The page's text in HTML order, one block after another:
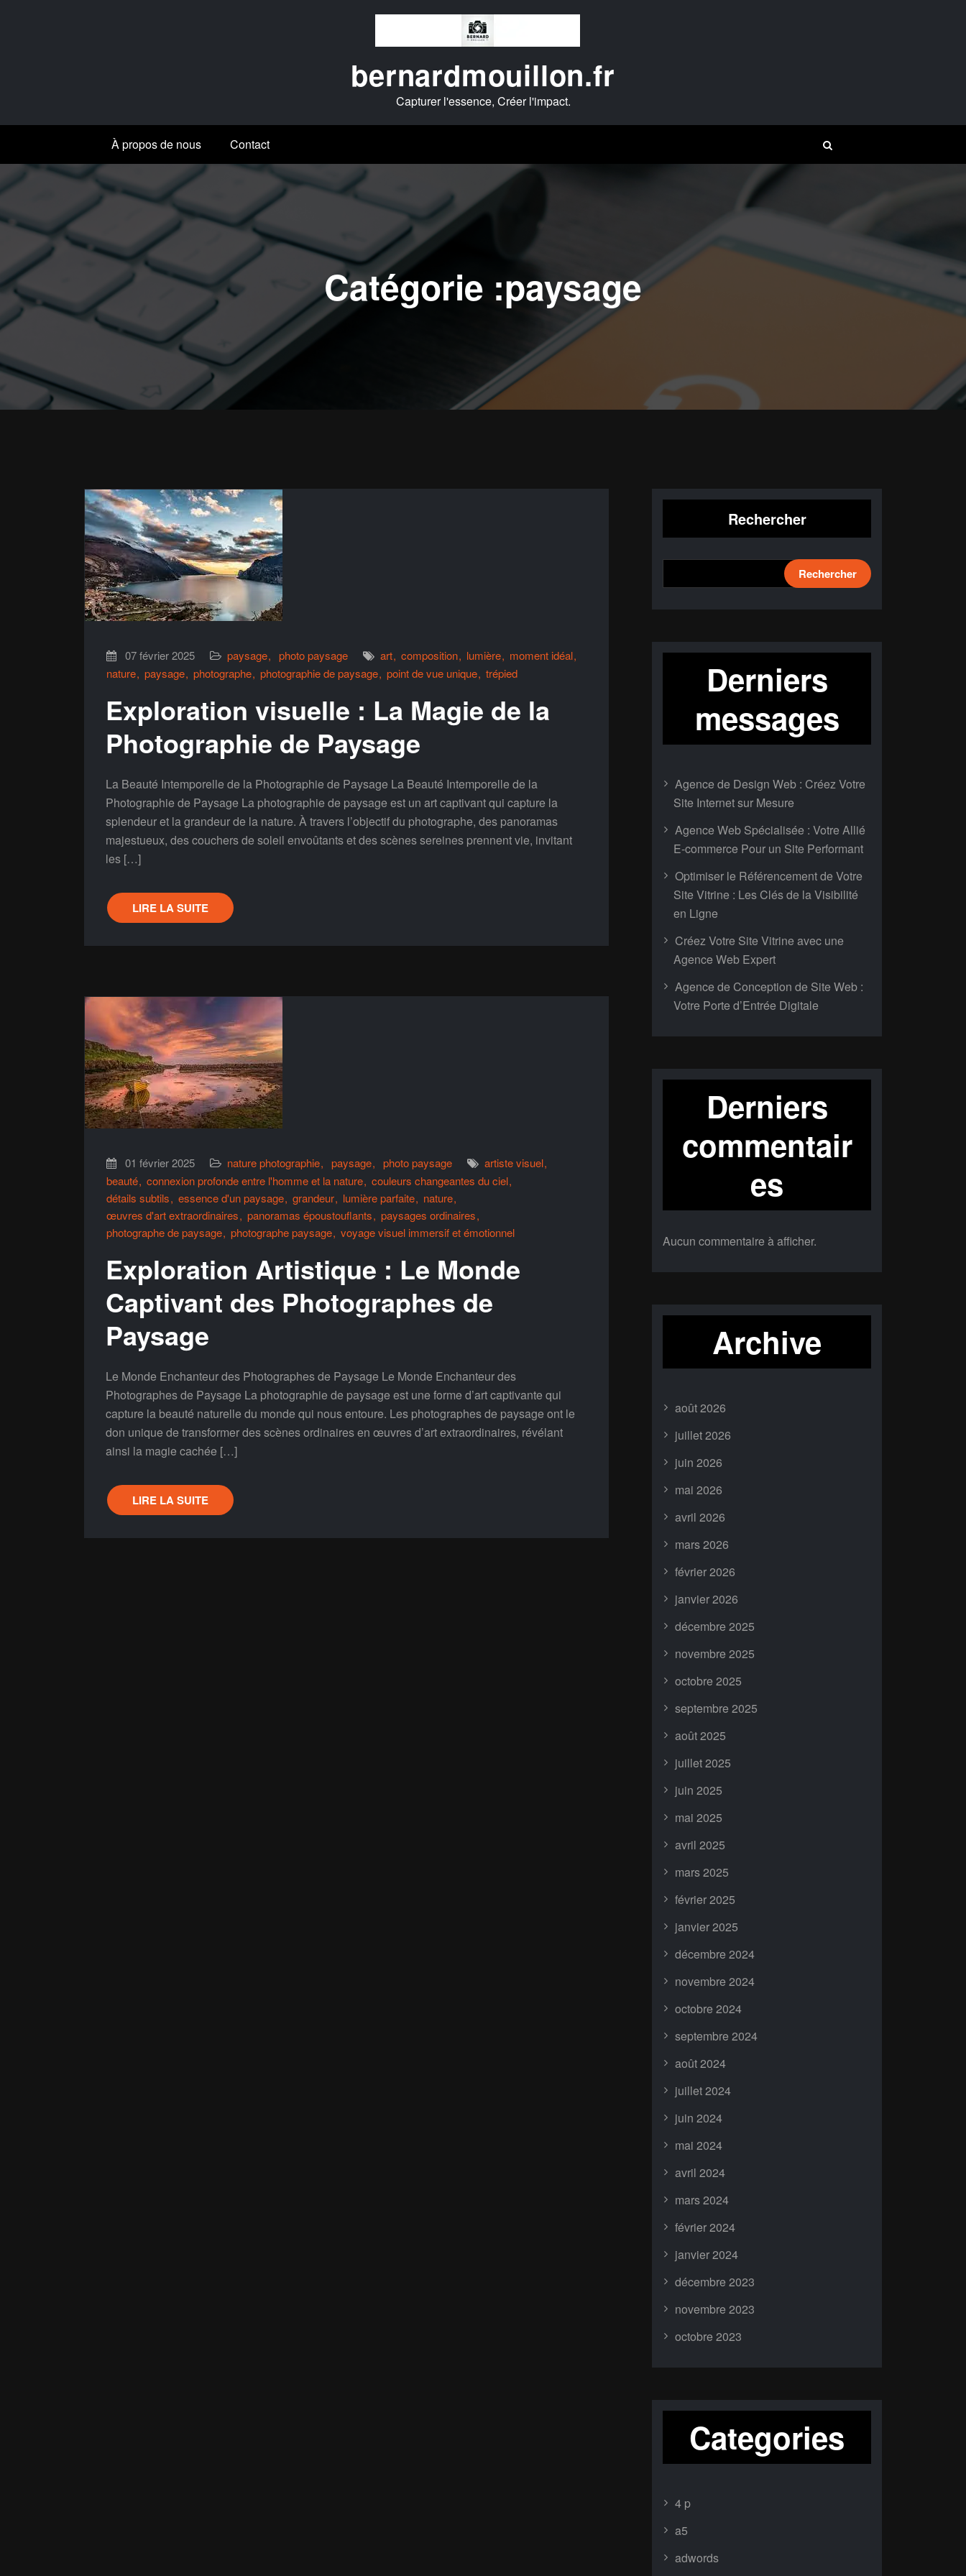
bernardmouillon.fr
Capturer l'essence, Créer l'impact.
À propos de nous Contact
Catégorie :paysage
07 février 2025 paysage photo paysage art composition lumière
moment idéal
nature paysage photographe photographie de paysage point de vue unique trépied
Exploration visuelle : La Magie de la
Photographie de Paysage
La Beauté Intemporelle de la Photographie de Paysage La Beauté Intemporelle de la
Photographie de Paysage La photographie de paysage est un art captivant qui capture la
splendeur et la grandeur de la nature. À travers l’objectif du photographe, des panoramas
majestueux, des couchers de soleil envoûtants et des scènes sereines prennent vie, invitant
les […]
LIRE LA SUITE
01 février 2025 nature photographie paysage photo paysage
artiste visuel
beauté connexion profonde entre l'homme et la nature couleurs changeantes du ciel
détails subtils
essence d'un paysage grandeur lumière parfaite
nature
œuvres d'art extraordinaires
panoramas époustouflants
paysages ordinaires
photographe de paysage photographe paysage voyage visuel immersif et émotionnel
Exploration Artistique : Le Monde
Captivant des Photographes de
Paysage
Le Monde Enchanteur des Photographes de Paysage Le Monde Enchanteur des
Photographes de Paysage La photographie de paysage est une forme d’art captivante qui
capture la beauté naturelle du monde qui nous entoure. Les photographes de paysage ont le
don unique de transformer des scènes ordinaires en œuvres d’art extraordinaires, révélant
ainsi la magie cachée […]
LIRE LA SUITE
Rechercher
Rechercher
Derniers
messages
Agence de Design Web : Créez Votre
Site Internet sur Mesure
Agence Web Spécialisée : Votre Allié
E-commerce Pour un Site Performant
Optimiser le Référencement de Votre
Site Vitrine : Les Clés de la Visibilité
en Ligne
Créez Votre Site Vitrine avec une
Agence Web Expert
Agence de Conception de Site Web :
Votre Porte d’Entrée Digitale
Derniers
commentair
es
Aucun commentaire à afficher.
Archive
août 2026
juillet 2026
juin 2026
mai 2026
avril 2026
mars 2026
février 2026
janvier 2026
décembre 2025
novembre 2025
octobre 2025
septembre 2025
août 2025
juillet 2025
juin 2025
mai 2025
avril 2025
mars 2025
février 2025
janvier 2025
décembre 2024
novembre 2024
octobre 2024
septembre 2024
août 2024
juillet 2024
juin 2024
mai 2024
avril 2024
mars 2024
février 2024
janvier 2024
décembre 2023
novembre 2023
octobre 2023
Categories
4 p
a5
adwords